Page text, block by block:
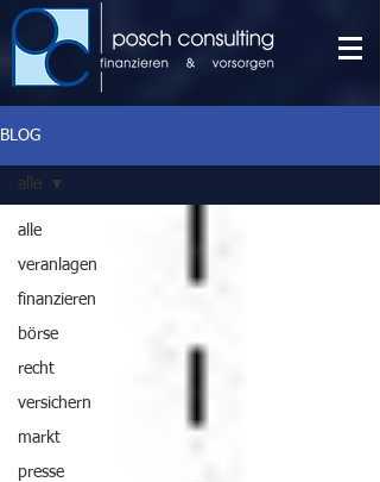
BLOG
alle
veranlagen
finanzieren
börse
recht
versichern
markt
presse
alle